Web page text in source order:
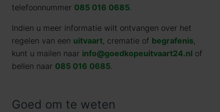
telefoonnummer 085 016 0685.
Indien u meer informatie wilt ontvangen over het
regelen van een uitvaart, crematie of begrafenis,
kunt u mailen naar info@goedkopeuitvaart24.nl of
bellen naar 085 016 0685.
Goed om te weten